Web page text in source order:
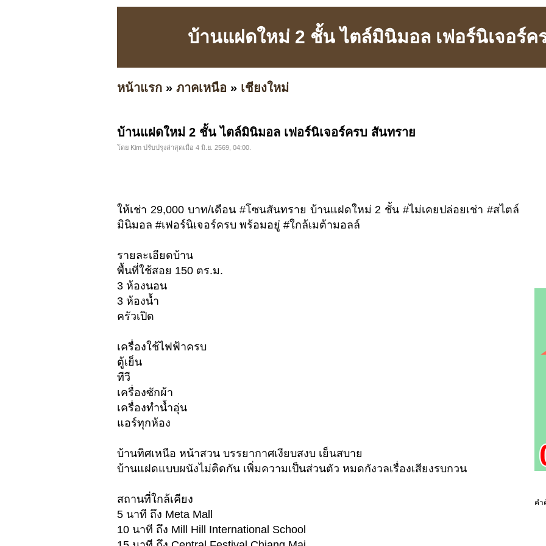
บ้านแฝดใหม่ 2 ชั้น ไตล์มินิมอล เฟอร์นิเจอร์ค
หน้าแรก » ภาคเหนือ » เชียงใหม่
บ้านแฝดใหม่ 2 ชั้น ไตล์มินิมอล เฟอร์นิเจอร์ครบ สันทราย
โดย Kim ปรับปรุงล่าสุดเมื่อ 4 มิ.ย. 2569, 04:00.
ให้เช่า 29,000 บาท/เดือน #โซนสันทราย บ้านแฝดใหม่ 2 ชั้น #ไม่เคยปล่อยเช่า #สไตล์
มินิมอล #เฟอร์นิเจอร์ครบ พร้อมอยู่ #ใกล้เมต้ามอลล์
รายละเอียดบ้าน
พื้นที่ใช้สอย 150 ตร.ม.
3 ห้องนอน
3 ห้องน้ำ
ครัวเปิด
เครื่องใช้ไฟฟ้าครบ
ตู้เย็น
ทีวี
เครื่องซักผ้า
เครื่องทำน้ำอุ่น
แอร์ทุกห้อง
บ้านทิศเหนือ หน้าสวน บรรยากาศเงียบสงบ เย็นสบาย
บ้านแฝดแบบผนังไม่ติดกัน เพิ่มความเป็นส่วนตัว หมดกังวลเรื่องเสียงรบกวน
สถานที่ใกล้เคียง
5 นาที ถึง Meta Mall
10 นาที ถึง Mill Hill International School
คำ